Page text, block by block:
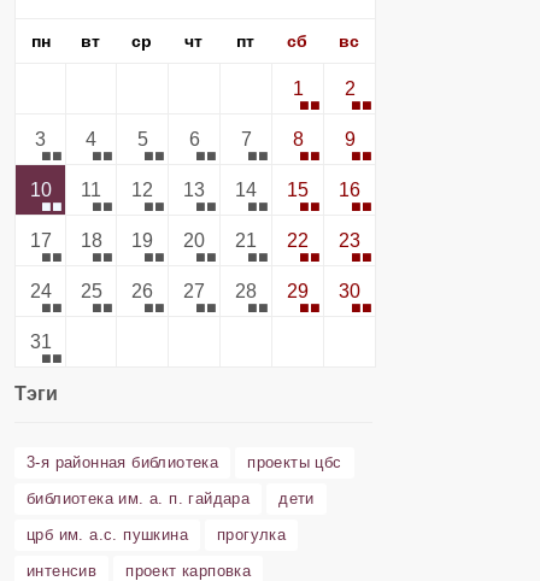
пн вт ср чт пт сб вс
1 2
3 4 5 6 7 8 9
10 11 12 13 14 15 16
17 18 19 20 21 22 23
24 25 26 27 28 29 30
31
Тэги
3-я районная библиотека
проекты цбс
библиотека им. а. п. гайдара
дети
црб им. а.с. пушкина
прогулка
интенсив
проект карповка